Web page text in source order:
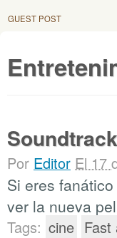
GUEST POST
Por Editor El 17
Si eres
ver la nueva
Tags: cine Fast